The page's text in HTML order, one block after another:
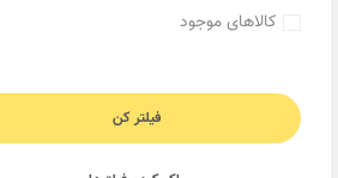
کالاهای موجود
فیلتر کن